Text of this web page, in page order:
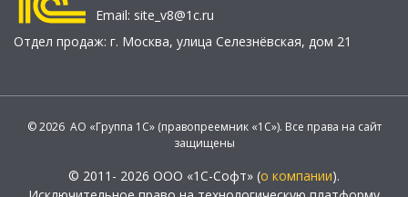
Email: site_v8@1c.ru
Отдел продаж: г. Москва, улица Селезнёвская, дом 21
© 2026 АО «Группа 1С» (правопреемник «1С»). Все права на сайт
защищены
© 2011- 2026 ООО «1С-Софт» (о компании).